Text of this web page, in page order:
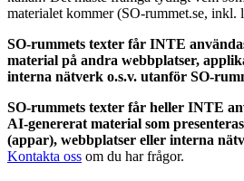
materialet kommer (SO-rummet.se, inkl.
SO-rummets texter får INTE
material på andra webbplatser,
interna nätverk o.s.v. utanför SO-
SO-rummets texter får heller INTE
AI-genererat material som
(appar), webbplatser eller interna
Kontakta oss om du har frågor.